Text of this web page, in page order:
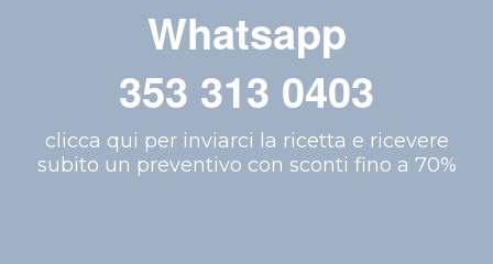
Whatsapp
353 313 0403
clicca qui per inviarci la ricetta e ricevere
subito un preventivo con sconti fino a 70%